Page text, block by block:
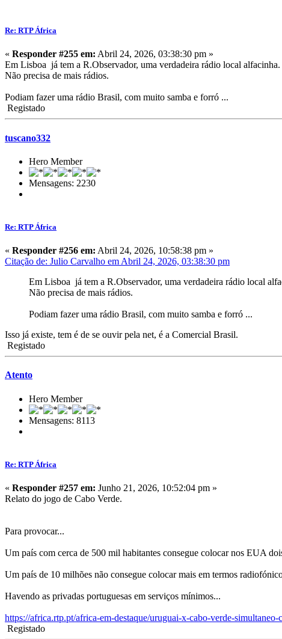
Re: RTP África
« Responder #255 em: Abril 24, 2026, 03:38:30 pm »
Em Lisboa já tem a R.Observador, uma verdadeira rádio local alfacinha.
Não precisa de mais rádios.
Podiam fazer uma rádio Brasil, com muito samba e forró ...
Registado
tuscano332
Hero Member
Mensagens: 2230
Re: RTP África
« Responder #256 em: Abril 24, 2026, 10:58:38 pm »
Citação de: Julio Carvalho em Abril 24, 2026, 03:38:30 pm
Em Lisboa já tem a R.Observador, uma verdadeira rádio local
Não precisa de mais rádios.
Podiam fazer uma rádio Brasil, com muito samba e forró ...
Isso já existe, tem é de se ouvir pela net, é a Comercial Brasil.
Registado
Atento
Hero Member
Mensagens: 8113
Re: RTP África
« Responder #257 em: Junho 21, 2026, 10:52:04 pm »
Relato do jogo de Cabo Verde.
Para provocar...
Um país com cerca de 500 mil habitantes consegue colocar nos EUA
Um país de 10 milhões não consegue colocar mais em termos
Havendo as privadas portuguesas em serviços mínimos...
https://africa.rtp.pt/africa-em-destaque/uruguai-x-cabo-verde-
Registado